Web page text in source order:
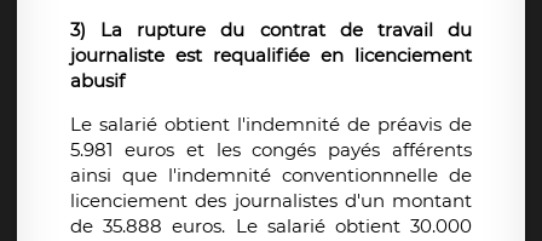
3) La rupture du contrat de travail du
journaliste est requalifiée en licenciement
abusif
Le salarié obtient l'indemnité de préavis de
5.981 euros et les congés payés afférents
ainsi que l'indemnité conventionnnelle de
licenciement des journalistes d'un montant
de 35.888 euros. Le salarié obtient 30.000